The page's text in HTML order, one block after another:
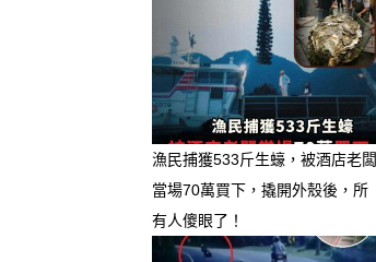
–
–
–
漁民捕獲533斤生蠔，被酒店老闆
當場70萬買下，撬開外殼後，所
有人傻眼了！